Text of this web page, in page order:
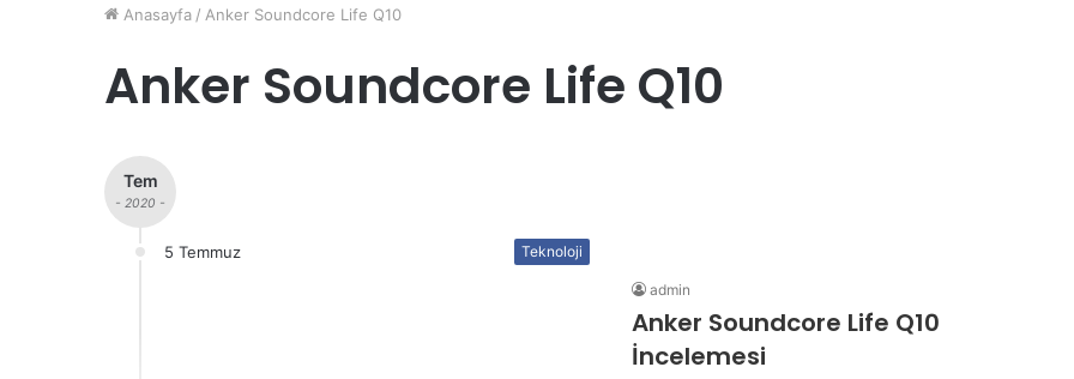
Anasayfa / Anker Soundcore Life Q10
Anker Soundcore Life Q10
Tem
- 2020 -
5 Temmuz Teknoloji
admin
Anker Soundcore Life Q10
İncelemesi